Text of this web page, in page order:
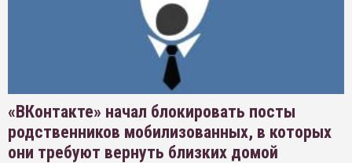
«ВКонтакте» начал блокировать посты
родственников мобилизованных, в которых
они требуют вернуть близких домой